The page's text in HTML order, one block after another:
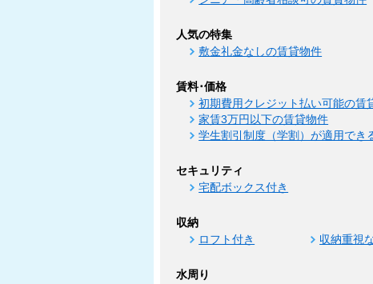
人気の特集
敷金礼金なしの賃貸物件
賃料･価格
初期費用クレジット払い可能の賃
家賃3万円以下の賃貸物件
学生割引制度（学割）が適用でき
セキュリティ
宅配ボックス付き
収納
ロフト付き 収納重視
水周り